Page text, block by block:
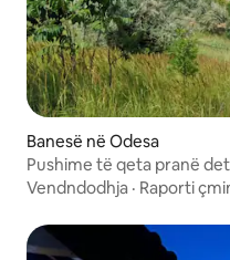
Banesë në Odesa
Pushime të qeta pranë
Vendndodhja · Raporti